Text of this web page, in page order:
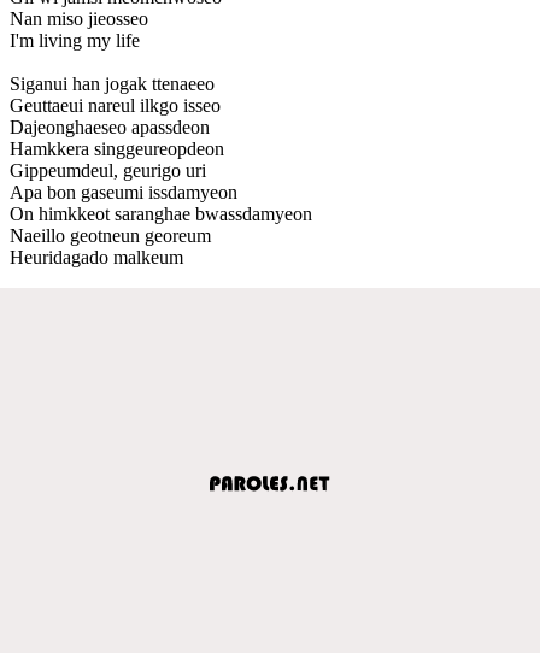
Nan miso jieosseo
I'm living my life
Siganui han jogak ttenaeeo
Geuttaeui nareul ilkgo isseo
Dajeonghaeseo apassdeon
Hamkkera singgeureopdeon
Gippeumdeul, geurigo uri
Apa bon gaseumi issdamyeon
On himkkeot saranghae bwassdamyeon
Naeillo geotneun georeum
Heuridagado malkeum